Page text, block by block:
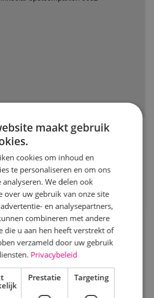
Kantoren
project voor BINK!
Factory
maakt gebruik
cookies om inhoud en
te personaliseren en om ons
analyseren. We delen ook
over uw gebruik van onze site
en analysepartners,
combineren met andere
die u aan hen heeft verstrekt of
verzameld door uw gebruik
Privacybeleid
Prestatie Targeting